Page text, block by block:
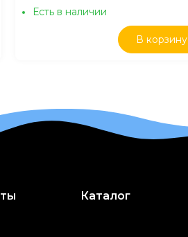
Есть в наличии
В корзину
Каталог